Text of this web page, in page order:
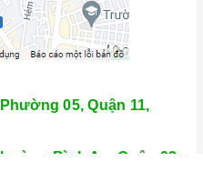
05, Quận 11,
Bình An, Quận 02,